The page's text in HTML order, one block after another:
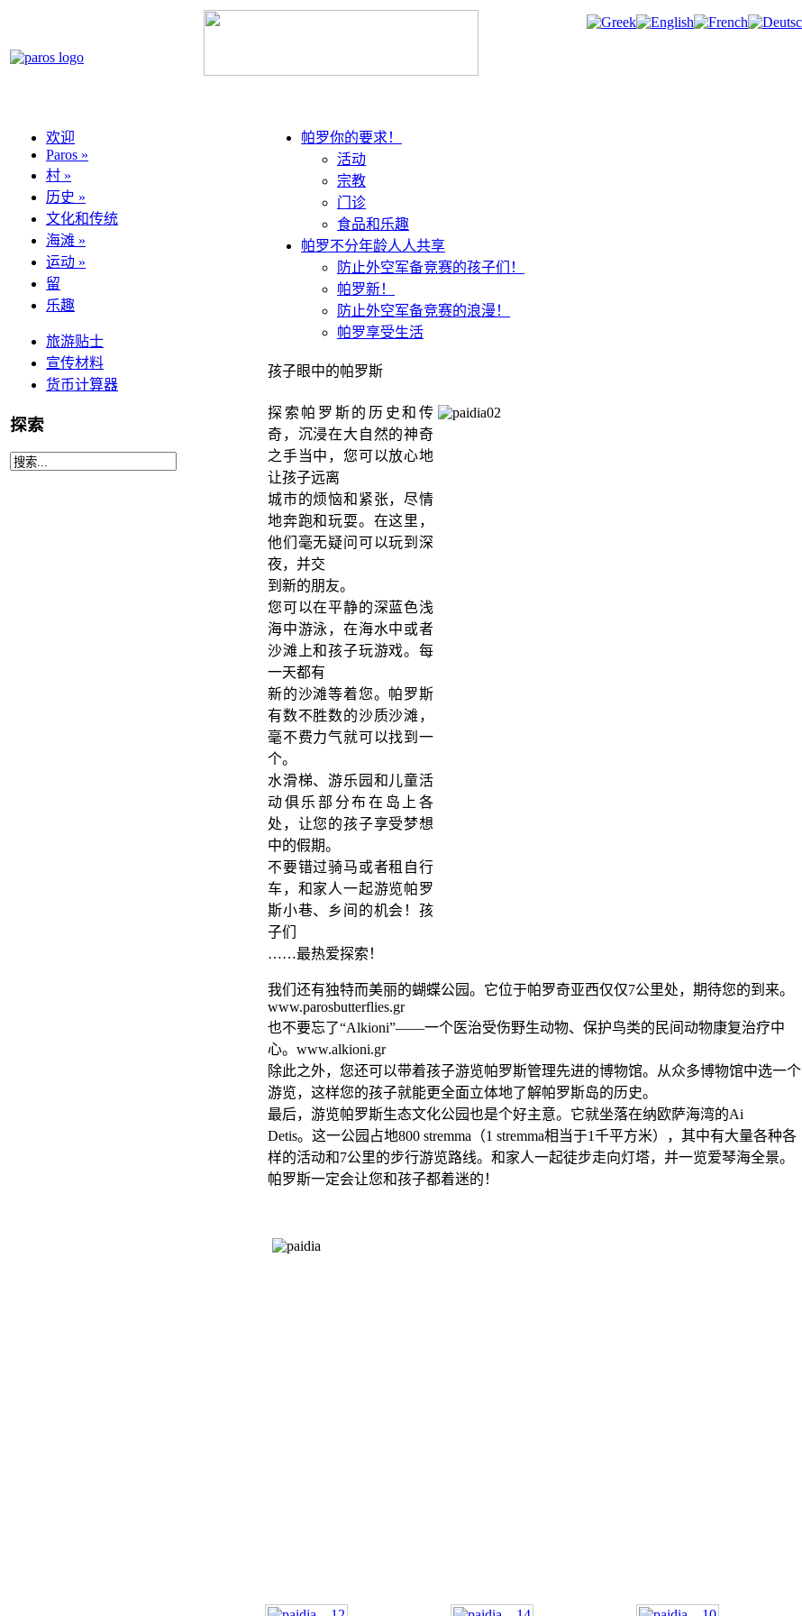
欢迎
Paros »
村 »
历史 »
文化和传统
海滩 »
运动 »
留
乐趣
旅游贴士
宣传材料
货币计算器
探索
帕罗你的要求！
活动
宗教
门诊
食品和乐趣
帕罗不分年龄人人共享
防止外空军备竞赛的孩子们！
帕罗新！
防止外空军备竞赛的浪漫！
帕罗享受生活
孩子眼中的帕罗斯
探索帕罗斯的历史和传
奇，沉浸在大自然的神奇
之手当中，您可以放心地
让孩子远离
城市的烦恼和紧张，尽情
地奔跑和玩耍。在这里，
他们毫无疑问可以玩到深
夜，并交
到新的朋友。
您可以在平静的深蓝色浅
海中游泳，在海水中或者
沙滩上和孩子玩游戏。每
一天都有
新的沙滩等着您。帕罗斯
有数不胜数的沙质沙滩，
毫不费力气就可以找到一
个。
水滑梯、游乐园和儿童活
动俱乐部分布在岛上各
处，让您的孩子享受梦想
中的假期。
不要错过骑马或者租自行
车，和家人一起游览帕罗
斯小巷、乡间的机会！孩
子们
……最热爱探索！
我们还有独特而美丽的蝴蝶公园。它位于帕罗奇亚西仅仅7公里处，期待您的到来。
www.parosbutterflies.gr
也不要忘了“Alkioni”——一个医治受伤野生动物、保护鸟类的民间动物康复治疗中
心。www.alkioni.gr
除此之外，您还可以带着孩子游览帕罗斯管理先进的博物馆。从众多博物馆中选一个
游览，这样您的孩子就能更全面立体地了解帕罗斯岛的历史。
最后，游览帕罗斯生态文化公园也是个好主意。它就坐落在纳欧萨海湾的Ai
Detis。这一公园占地800 stremma（1 stremma相当于1千平方米），其中有大量各种各
样的活动和7公里的步行游览路线。和家人一起徒步走向灯塔，并一览爱琴海全景。
帕罗斯一定会让您和孩子都着迷的！